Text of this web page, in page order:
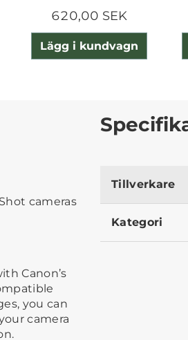
620,00 SEK
Lägg i kundvagn
cameras
Canon’s
you can
camera
Tillverkare
Kategori